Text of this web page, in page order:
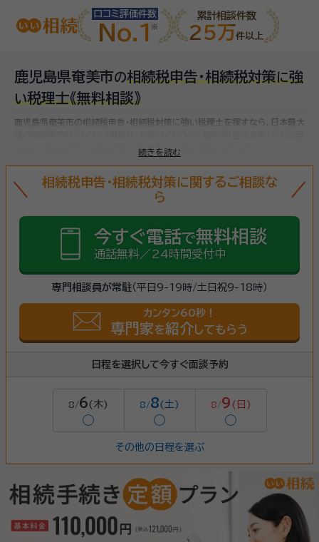
口コミ評価件数
No.1
累計相談件数
25万件以上
鹿児島県奄美市の相続税申告・相続税対策に強
い税理士《無料相談》
続きを読む
鹿児島県奄美市の相続税申告・相続税対策に強い税理士を探すなら、日本最大
能な相続税申告・相続税対策に強い税理士をお探しいただけます。
相続税申告・相続税対策に関するご相談な
ら
今すぐ電話で無料相談
通話無料／24時間受付中
専門相談員が常駐（平日9-19時/土日祝9-18時）
カンタン60秒！
専門家を紹介 してもらう
日程を選択して今すぐ面談予約
8/6 (木)
◯
8/8(土)
◯
8/9 (日)
◯
その他の日程を選ぶ